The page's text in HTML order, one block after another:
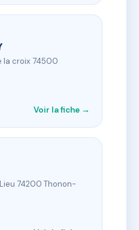
la croix 74500
Voir la fiche →
74200 Thonon-